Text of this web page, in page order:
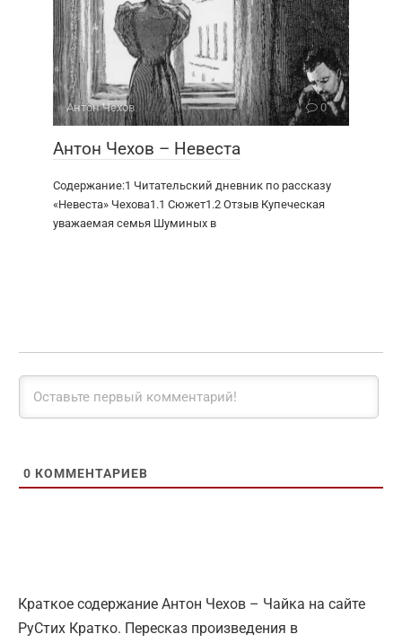
Антон Чехов 0
Антон Чехов – Невеста
Содержание:1 Читательский дневник по рассказу
«Невеста» Чехова1.1 Сюжет1.2 Отзыв Купеческая
уважаемая семья Шуминых в
0 КОММЕНТАРИЕВ
Краткое содержание Антон Чехов – Чайка на сайте
РуСтих Кратко. Пересказ произведения в